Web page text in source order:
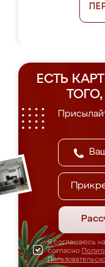
ЕСТЬ
Я соглашаюсь
согласно